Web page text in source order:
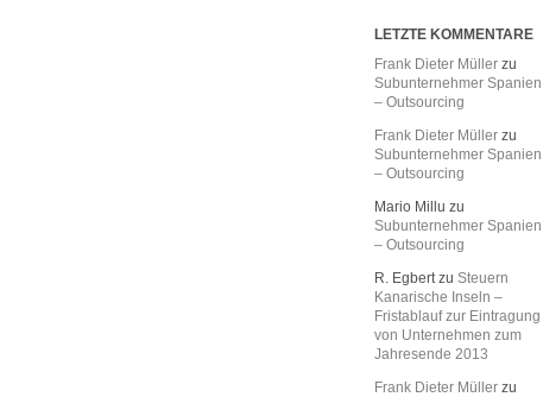
LETZTE KOMMENTARE
Frank Dieter Müller zu
Subunternehmer Spanien
– Outsourcing
Frank Dieter Müller zu
Subunternehmer Spanien
– Outsourcing
Mario Millu zu
Subunternehmer Spanien
– Outsourcing
R. EgbertzuSteuern
Kanarische Inseln –
Fristablauf zur Eintragung
von Unternehmen zum
Jahresende 2013
Frank Dieter Müller zu